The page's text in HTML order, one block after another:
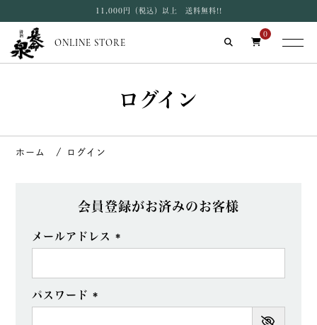
11,000円（税込）以上 送料無料!!
ONLINE STORE
0
ログイン
ログイン
会員登録がお済みのお客様
メールアドレス
パスワード